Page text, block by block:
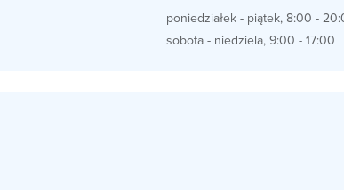
poniedziałek - piątek, 8:00 -
sobota - niedziela, 9:00 - 17:00